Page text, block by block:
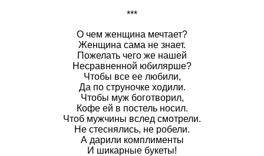
***
О чем женщина мечтает?
Женщина сама не знает.
Пожелать чего же нашей
Несравненной юбилярше?
Чтобы все ее любили,
Да по струночке ходили.
Чтобы муж боготворил,
Кофе ей в постель носил.
Чтоб мужчины вслед смотрели.
Не стеснялись, не робели.
А дарили комплименты
И шикарные букеты!